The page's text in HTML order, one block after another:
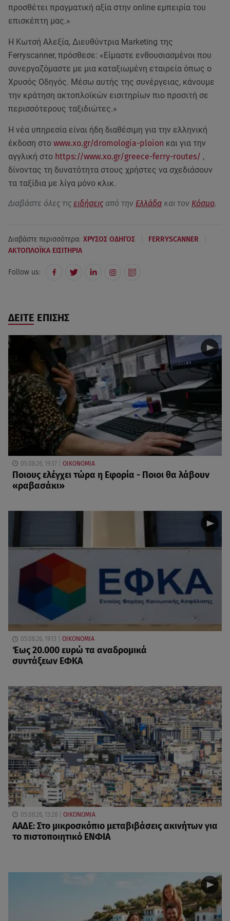
προσθέτει πραγματική αξία στην online εμπειρία του
επισκέπτη μας.»
Η Κωτσή Αλεξία, Διευθύντρια Marketing της
Ferryscanner, πρόσθεσε: «Είμαστε ενθουσιασμένοι που
συνεργαζόμαστε με μια καταξιωμένη εταιρεία όπως ο
Χρυσός Οδηγός. Μέσω αυτής της συνέργειας, κάνουμε
την κράτηση ακτοπλοϊκών εισιτηρίων πιο προσιτή σε
περισσότερους ταξιδιώτες.»
Η νέα υπηρεσία είναι ήδη διαθέσιμη για την ελληνική
έκδοση στο www.xo.gr/dromologia-ploion και για την
αγγλική στο https://www.xo.gr/greece-ferry-routes/ ,
δίνοντας τη δυνατότητα στους χρήστες να σχεδιάσουν
τα ταξίδια με λίγα μόνο κλικ.
Διαβάστε όλες τις ειδήσεις από την Ελλάδα και τον Κόσμο.
Διαβάστε περισσότερα: ΧΡΥΣΟΣ ΟΔΗΓΟΣ FERRYSCANNER
ΑΚΤΟΠΛΟΪΚΑ ΕΙΣΙΤΗΡΙΑ
Follow us:
ΔΕΙΤΕ ΕΠΙΣΗΣ
05.08.26, 19:37 ΟΙΚΟΝΟΜΙΑ
Ποιους ελέγχει τώρα η Εφορία - Ποιοι θα λάβουν
«ραβασάκι»
05.08.26, 19:13 ΟΙΚΟΝΟΜΙΑ
Έως 20.000 ευρώ τα αναδρομικά
συντάξεων ΕΦΚΑ
05.08.26, 13:28 ΟΙΚΟΝΟΜΙΑ
ΑΑΔΕ: Στο μικροσκόπιο μεταβιβάσεις ακινήτων για
το πιστοποιητικό ΕΝΦΙΑ